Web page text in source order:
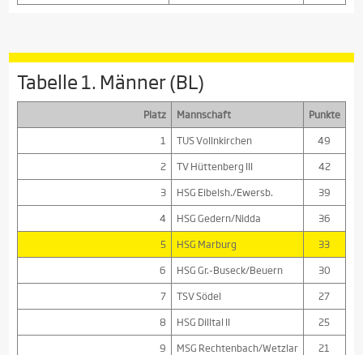
Tabelle 1. Männer (BL)
Platz Mannschaft
Punkte
1
TUS Vollnkirchen
49
2
TV Hüttenberg III
42
3
HSG Eibelsh./Ewersb.
39
4
HSG Gedern/Nidda
36
5
HSG Marburg
33
6
HSG Gr.-Buseck/Beuern
30
7
TSV Södel
27
8
HSG Dilltal II
25
9
MSG Rechtenbach/Wetzlar
21